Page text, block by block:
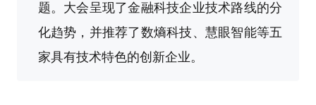
题。大会呈现了金融科技企业技术路线的分
化趋势，并推荐了数熵科技、慧眼智能等五
家具有技术特色的创新企业。